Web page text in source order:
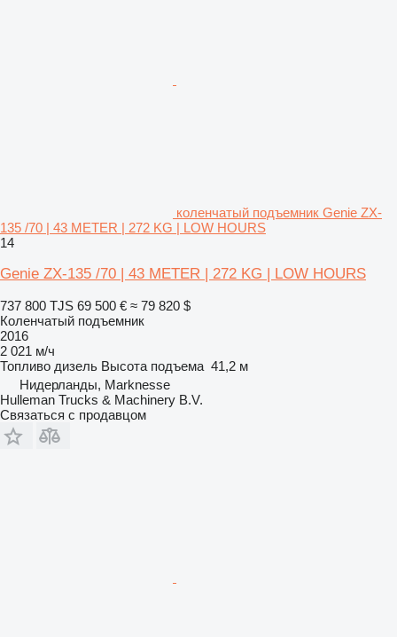
коленчатый подъемник Genie ZX-
135 /70 | 43 METER | 272 KG | LOW HOURS
14
Genie ZX-135 /70 | 43 METER | 272 KG | LOW HOURS
737 800 TJS 69 500 € ≈ 79 820 $
Коленчатый подъемник
2016
2 021 м/ч
Топливо дизель Высота подъема 41,2 м
Нидерланды, Marknesse
Hulleman Trucks & Machinery B.V.
Связаться с продавцом